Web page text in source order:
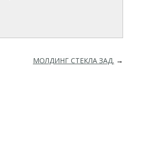
МОЛДИНГ СТЕКЛА ЗАД. →